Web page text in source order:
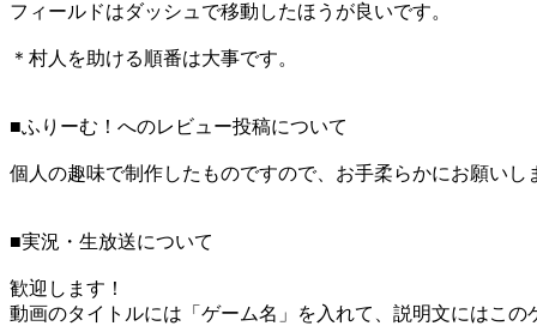
フィールドはダッシュで移動したほうが良いです。
＊村人を助ける順番は大事です。
■ふりーむ！へのレビュー投稿について
個人の趣味で制作したものですので、お手柔らかにお願いし
■実況・生放送について
歓迎します！
動画のタイトルには「ゲーム名」を入れて、説明文にはこの